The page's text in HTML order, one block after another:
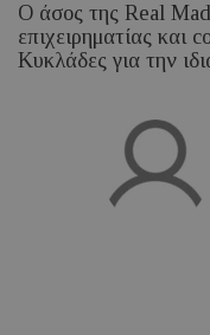
Ο άσος της Real
επιχειρηματίας και
Κυκλάδες για την